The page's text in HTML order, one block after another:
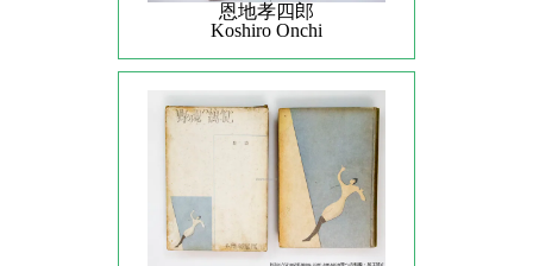
恩地孝四郎
Koshiro Onchi